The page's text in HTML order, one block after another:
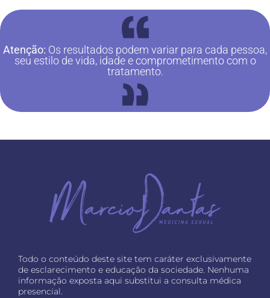
Atenção: Os resultados podem variar para cada pessoa,
seu estilo de vida, idade e comprometimento com o
tratamento.
Todo o conteúdo deste site tem caráter exclusivamente
de esclarecimento e educação da sociedade. Nenhuma
informação exposta aqui substitui a consulta médica
presencial.